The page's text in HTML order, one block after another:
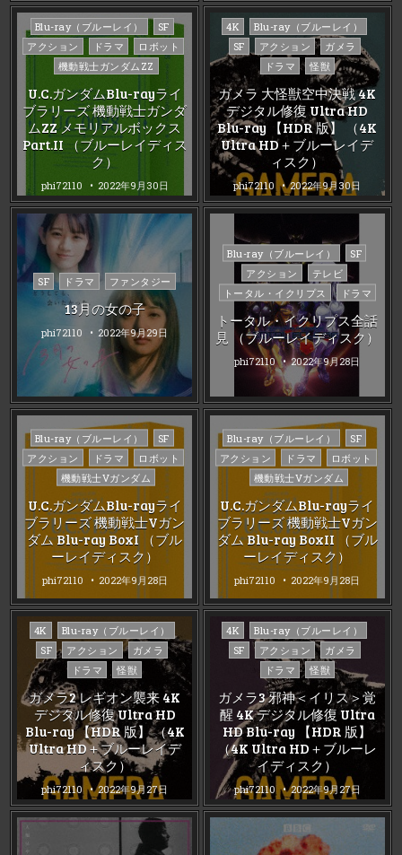
Posted
in
Blu-ray（ブルーレイ）
SF
アクション
ドラマ
ロボット
機動戦士ガンダムZZ
U.C.ガンダムBlu-rayライ
ブラリーズ 機動戦士ガンダ
ムZZ メモリアルボックス
Part.II （ブルーレイディス
ク）
phi72110 2022年9月30日
Posted
in
4K
Blu-ray（ブルーレイ）
SF
アクション
ガメラ
ドラマ
怪獣
ガメラ 大怪獣空中決戦 4K
デジタル修復 Ultra HD
Blu-ray 【HDR 版】 （4K
Ultra HD＋ブルーレイデ
ィスク）
phi72110 2022年9月30日
Posted
in
SF ドラマ ファンタジー
13月の女の子
phi72110 2022年9月29日
Posted
Blu-ray（ブルーレイ）
SF
アクション
テレビ
トータル・イクリプス
ドラマ
トータル・イクリプス全話
見 （ブルーレイディスク）
phi72110 2022年9月28日
Posted
in
Blu-ray（ブルーレイ）
SF
アクション
ドラマ
ロボット
機動戦士Vガンダム
U.C.ガンダムBlu-rayライ
ブラリーズ 機動戦士Vガン
ダム Blu-ray BoxI （ブル
ーレイディスク）
phi72110 2022年9月28日
Posted
in
Blu-ray（ブルーレイ）
SF
アクション
ドラマ
ロボット
機動戦士Vガンダム
U.C.ガンダムBlu-rayライ
ブラリーズ 機動戦士Vガン
ダム Blu-ray BoxII （ブル
ーレイディスク）
phi72110 2022年9月28日
Posted
in
4K
Blu-ray（ブルーレイ）
SF
アクション
ガメラ
ドラマ
怪獣
ガメラ2 レギオン襲来 4K
デジタル修復 Ultra HD
Blu-ray 【HDR 版】 （4K
Ultra HD＋ブルーレイデ
ィスク）
phi72110 2022年9月27日
Posted
in
4K
Blu-ray（ブルーレイ）
SF
アクション
ガメラ
ドラマ
怪獣
ガメラ3 邪神＜イリス＞覚
醒 4K デジタル修復 Ultra
HD Blu-ray 【HDR 版】
（4K Ultra HD＋ブルーレ
イディスク）
phi72110 2022年9月27日